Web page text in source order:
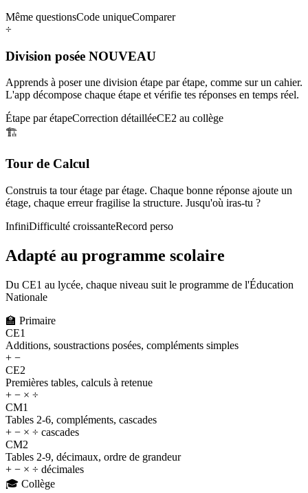
Même questionsCode uniqueComparer
÷
Division posée NOUVEAU
Apprends à poser une division étape par étape, comme sur un cahier.
L'app décompose chaque étape et vérifie tes réponses en temps réel.
Étape par étapeCorrection détailléeCE2 au collège
🏗️
Tour de Calcul
Construis ta tour étage par étage. Chaque bonne réponse ajoute un
étage, chaque erreur fragilise la structure. Jusqu'où iras-tu ?
InfiniDifficulté croissanteRecord perso
Adapté au programme scolaire
Du CE1 au lycée, chaque niveau suit le programme de l'Éducation
Nationale
🏫 Primaire
CE1
Additions, soustractions posées, compléments simples
+ −
CE2
Premières tables, calculs à retenue
+ − × ÷
CM1
Tables 2-6, compléments, cascades
+ − × ÷ cascades
CM2
Tables 2-9, décimaux, ordre de grandeur
+ − × ÷ décimales
🎓 Collège